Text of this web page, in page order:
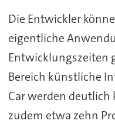
Die Entwickler
eigentliche
Entwicklungszeiten
Bereich künstliche
Car werden deutlich
zudem etwa zehn